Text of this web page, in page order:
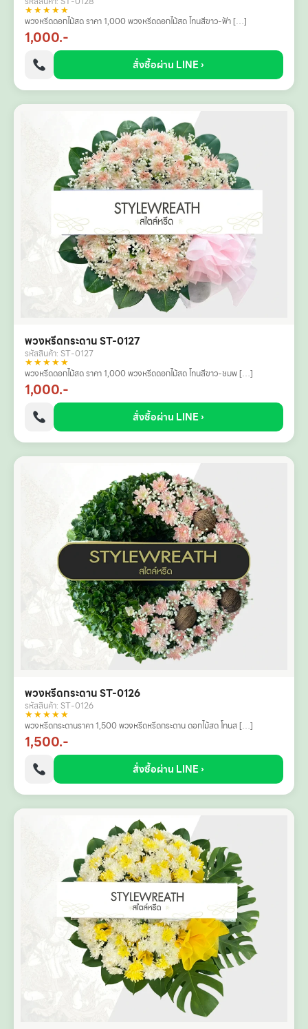
★★★★★
พวงหรีดดอกไม้สด ราคา 1,000 พวงหรีดดอกไม้สด โทนสีขาว-ฟ้า […]
1,000.-
สั่งซื้อผ่าน LINE ›
พวงหรีดกระดาน ST-0127
รหัสสินค้า: ST-0127
★★★★★
พวงหรีดดอกไม้สด ราคา 1,000 พวงหรีดดอกไม้สด โทนสีขาว-ชมพ […]
1,000.-
สั่งซื้อผ่าน LINE ›
พวงหรีดกระดาน ST-0126
รหัสสินค้า: ST-0126
★★★★★
พวงหรีดกระดานราคา 1,500 พวงหรีดหรีดกระดาน ดอกไม้สด โทนส […]
1,500.-
สั่งซื้อผ่าน LINE ›